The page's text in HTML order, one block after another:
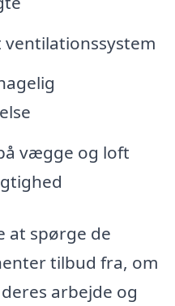
vægge og loft
at spørge de
tilbud fra, om
arbejde og